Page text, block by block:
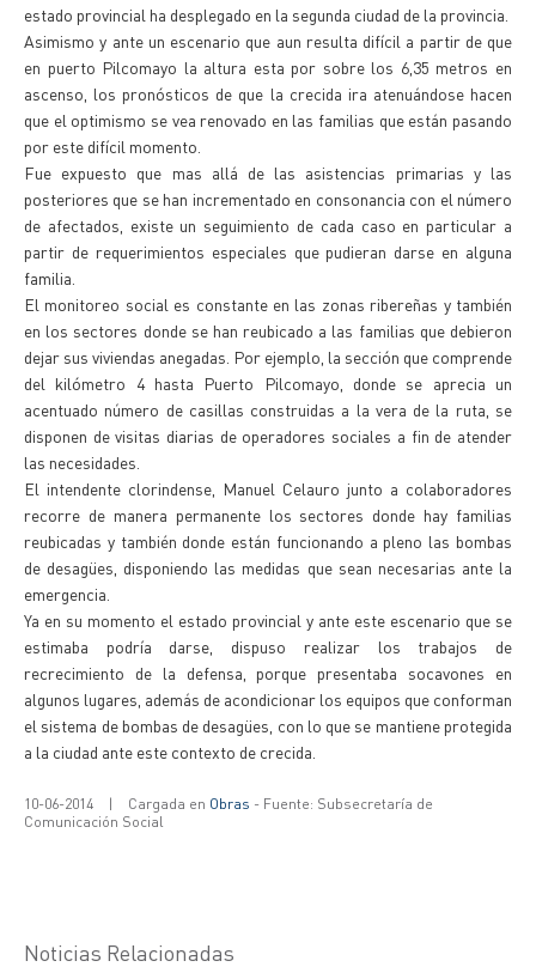
estado provincial ha desplegado en la segunda ciudad de la provincia.
Asimismo y ante un escenario que aun resulta difícil a partir de que
en puerto Pilcomayo la altura esta por sobre los 6,35 metros en
ascenso, los pronósticos de que la crecida ira atenuándose hacen
que el optimismo se vea renovado en las familias que están pasando
por este difícil momento.
Fue expuesto que mas allá de las asistencias primarias y las
posteriores que se han incrementado en consonancia con el número
de afectados, existe un seguimiento de cada caso en particular a
partir de requerimientos especiales que pudieran darse en alguna
familia.
El monitoreo social es constante en las zonas ribereñas y también
en los sectores donde se han reubicado a las familias que debieron
dejar sus viviendas anegadas. Por ejemplo, la sección que comprende
del kilómetro 4 hasta Puerto Pilcomayo, donde se aprecia un
acentuado número de casillas construidas a la vera de la ruta, se
disponen de visitas diarias de operadores sociales a fin de atender
las necesidades.
El intendente clorindense, Manuel Celauro junto a colaboradores
recorre de manera permanente los sectores donde hay familias
reubicadas y también donde están funcionando a pleno las bombas
de desagües, disponiendo las medidas que sean necesarias ante la
emergencia.
Ya en su momento el estado provincial y ante este escenario que se
estimaba podría darse, dispuso realizar los trabajos de
recrecimiento de la defensa, porque presentaba socavones en
algunos lugares, además de acondicionar los equipos que conforman
el sistema de bombas de desagües, con lo que se mantiene protegida
a la ciudad ante este contexto de crecida.
10-06-2014 | Cargada en Obras - Fuente: Subsecretaría de
Comunicación Social
Noticias Relacionadas